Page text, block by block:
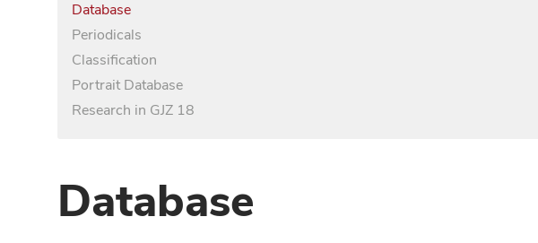
Database
Periodicals
Classification
Portrait Database
Research in GJZ 18
Database